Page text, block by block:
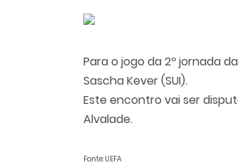
Para o jogo da 2º jornada
Sascha Kever (SUI).
Este encontro vai ser
Alvalade.
Fonte: UEFA